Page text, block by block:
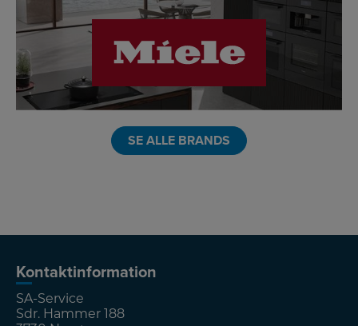
LINK
SE ALLE BRANDS
Kontaktinformation
SA-Service
Sdr. Hammer 188